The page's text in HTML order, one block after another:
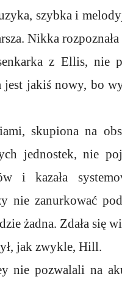
szybka i
Nikka rozpoznała
z Ellis, nie
jakiś nowy, bo
skupiona na
jednostek, nie
i kazała
nie zanurkować
żadna. Zdała się
jak zwykle, Hill.
nie pozwalali na